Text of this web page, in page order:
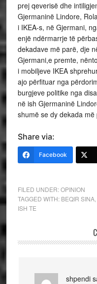
prej qeverisë dhe
Gjermaninë Lindore,
i IKEA-s, në Gjermani,
enjë ndërmarrje të
dekadave më parë, dje
Gjermani,e premte,
i mobiljeve IKEA
ajo përfituar nga
burgjeve politike nga
në ish Gjermaninë
shumë se dy dekada më
Share via:
Facebook
FILED UNDER:OPINION
TAGGED WITH: BEQIR SINA,
ISH TE
shpendi